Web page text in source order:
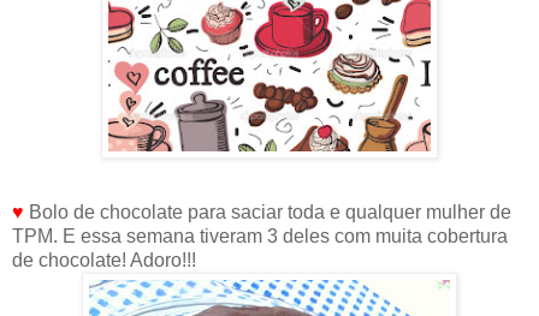
♥ Bolo de chocolate para saciar toda e qualquer mulher de
TPM. E essa semana tiveram 3 deles com muita cobertura
de chocolate! Adoro!!!